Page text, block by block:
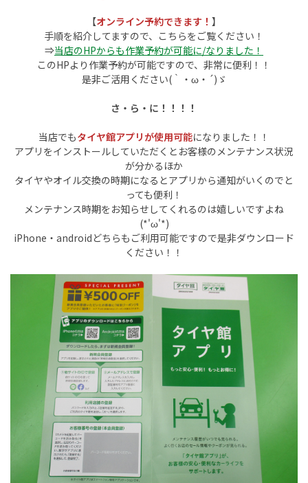
【オンライン予約できます！ 】
手順を紹介してますので、こちらをご覧ください！
⇒当店のHPからも作業予約が可能に/なりました！
このHPより作業予約が可能ですので、非常に便利！！
是非ご活用ください(｀・ω・´)ゞ
さ・ら・に！！！！
当店でもタイヤ館アプリが使用可能になりました！！
アプリをインストールしていただくとお客様のメンテナンス状況
が分かるほか
タイヤやオイル交換の時期になるとアプリから通知がいくのでと
っても便利！
メンテナンス時期をお知らせしてくれるのは嬉しいですよね
(*'ω'*)
iPhone・androidどちらもご利用可能ですので是非ダウンロード
ください！！